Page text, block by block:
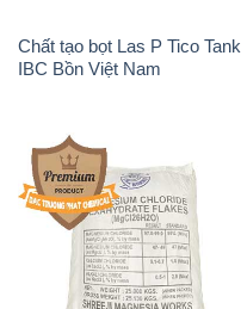
Magie Clorua – MGCL2 Dạng
Vảy Shreeji Magnesia Works
Ấn Độ India